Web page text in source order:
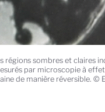
sombres et claires
par microscopie à
de manière réversible. ©